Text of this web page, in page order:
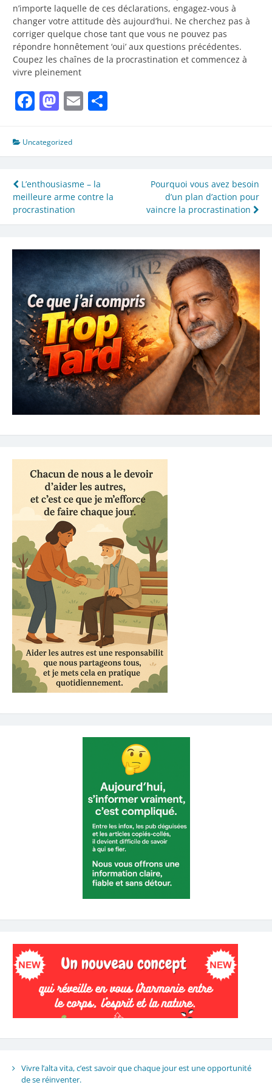
n’importe laquelle de ces déclarations, engagez-vous à
changer votre attitude dès aujourd’hui. Ne cherchez pas à
corriger quelque chose tant que vous ne pouvez pas
répondre honnêtement ‘oui’ aux questions précédentes.
Coupez les chaînes de la procrastination et commencez à
vivre pleinement
Facebook
Mastodon
Email
Uncategorized
Navigation
de
l’article
L’enthousiasme – la
meilleure arme contre la
procrastination
Pourquoi vous avez besoin
d’un plan d’action pour
vaincre la procrastination
Vivre l’alta vita, c’est savoir que chaque jour est une opportunité
de se réinventer.